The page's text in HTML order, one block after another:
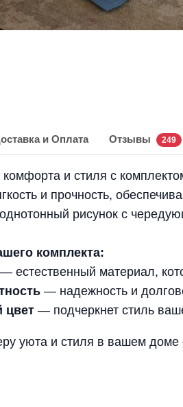
и Оплата Отзывы 249
и стиля с
и прочность,
однотонный рисунок с
комплектa:
— естественный материал,
— надежность и
цвет — подчеркнет стиль
уюта и стиля в вашем